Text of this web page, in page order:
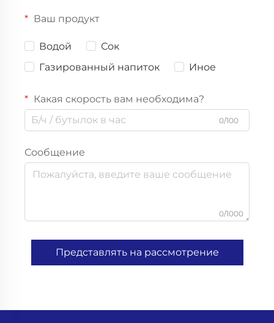
Ваш продукт
Водой
Сок
Газированный напиток
Иное
Какая скорость вам необходима?
0/100
Сообщение
0/1000
Представлять на рассмотрение